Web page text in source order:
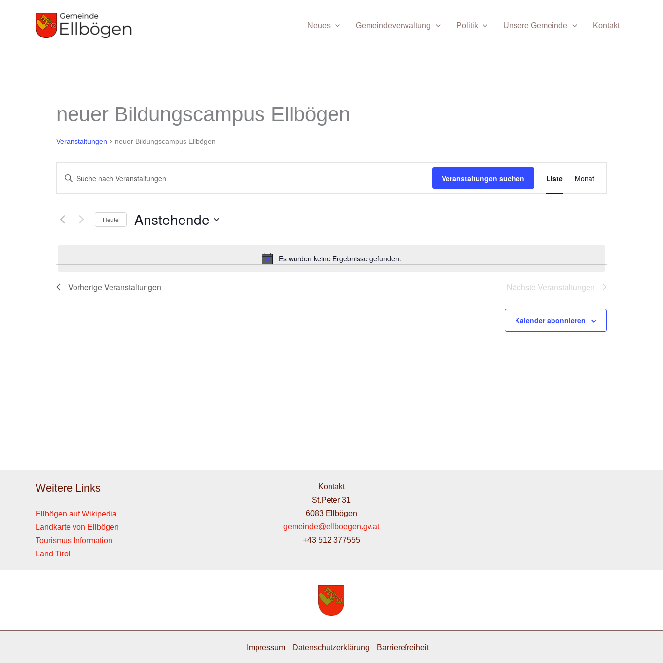
Neues Gemeindeverwaltung Politik Unsere Gemeinde Kontakt
neuer Bildungscampus Ellbögen
Veranstaltungen neuer Bildungscampus Ellbögen
Hinweis
Es wurden keine Ergebnisse gefunden.
Suche
und
Navigation
Bitte
Suche
Veranstaltungen suchen
Ansichten-
Navigation
Liste Monat
Heute Anstehende
VorherigeVeranstaltungen Nächste Veranstaltungen
Kalender abonnieren
Weitere Links
Ellbögen auf Wikipedia
Landkarte von Ellbögen
Tourismus Information
Land Tirol
Kontakt
St.Peter 31
6083 Ellbögen
gemeinde@ellboegen.gv.at
+43 512 377555
Impressum Datenschutzerklärung Barrierefreiheit